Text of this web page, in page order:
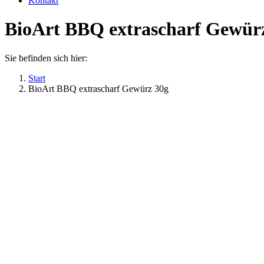
BioArt BBQ extrascharf
Sie befinden sich hier:
Start
BioArt BBQ extrascharf Gewürz 30g